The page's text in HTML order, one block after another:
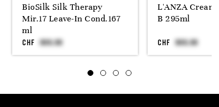
BioSilk Silk Therapy
Mir.17 Leave-In Cond.167
ml
CHF
L'ANZA
B 295ml
CHF